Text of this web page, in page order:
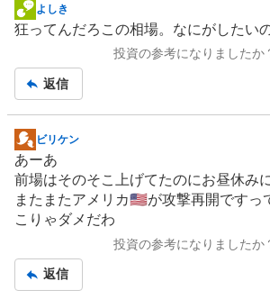
掲
示
事
よしき
狂ってんだろこの相場。なにがしたい
投資の参考になりましたか
返信
掲
示
板
記
事
ビリケン
あーあ
前場はそのそこ上げてたのにお昼休み
またまたアメリカ🇺🇸が攻撃再開ですっ
こりゃダメだわ
投資の参考になりましたか
返信